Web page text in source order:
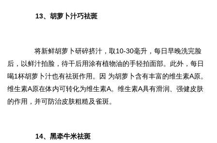
13、胡萝卜汁巧祛斑
将新鲜胡萝卜研碎挤汁，取10-30毫升，每日早晚洗完脸
后，以鲜汁拍脸，待干后用涂有植物油的手轻拍面部。此外，每日
喝1杯胡萝卜汁也有祛斑作用。因 为胡萝卜含有丰富的维生素A原。
维生素A原在体内可转化为维生素A。维生素A具有滑润、强健皮肤
的作用，并可防治皮肤粗糙及雀斑。
14、黑牵牛米祛斑